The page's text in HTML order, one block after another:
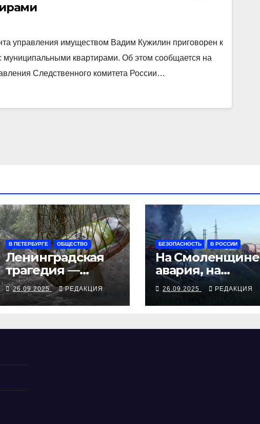
управления имуществом Вадим Кужилин приговорен к
муниципальными квартирами. Об этом сообщается на
Следственного комитета России…
В ПЕТЕРБУРГЕ ОБЩЕСТВО
Ленинградская
трагедия —
серия смертей от
алкосуррогата
26.09.2025 РЕДАКЦИЯ
БЕЗОПАСНОСТЬ В РОССИИ
На Смоленщине
авария, на
Псковщине
взрыв
26.09.2025 РЕДАКЦИЯ